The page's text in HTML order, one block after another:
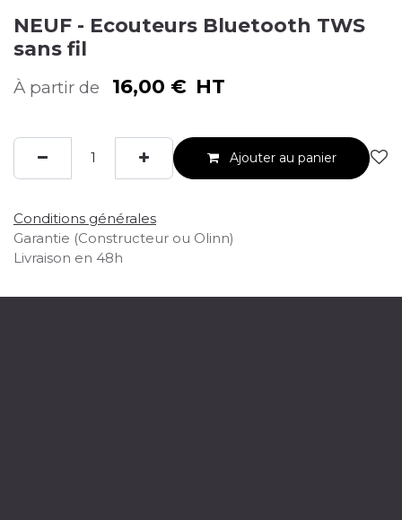
NEUF - Ecouteurs Bluetooth TWS
sans fil
À partir de 16,00 € HT
Ajouter au panier
Conditions générales
Garantie (Constructeur ou Olinn)
Livraison en 48h